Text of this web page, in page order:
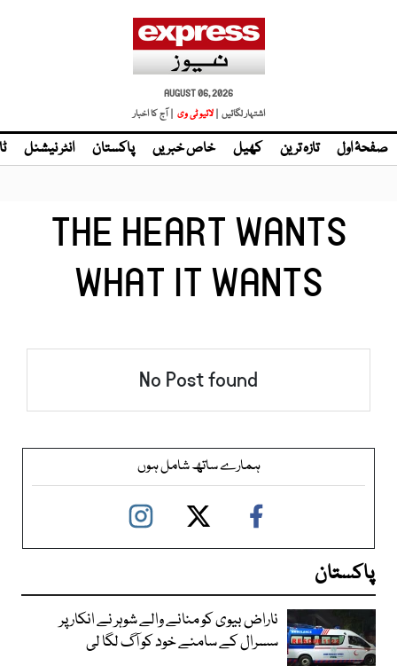
AUGUST 06, 2026
اشتہار لگائیں | لائیو ٹی وی | آج کا اخبار
صفحۂ اول تازہ ترین کھیل خاص خبریں پاکستان انٹر نیشنل
THE HEART WANTS
WHAT IT WANTS
No Post found
ہمارے ساتھ شامل ہوں
پاکستان
ناراض بیوی کو منانے والے شوہر نے انکار پر
سسرال کے سامنے خود کو آگ لگا لی